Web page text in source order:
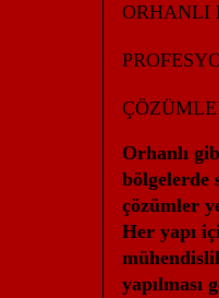
ORHANLI
Orhanlı
bölgelerde
çözümler
Her yapı
yapılması